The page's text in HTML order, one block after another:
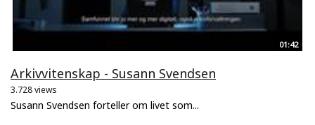
01:42
Arkivvitenskap - Susann Svendsen
3.728 views
Susann Svendsen forteller om livet som...